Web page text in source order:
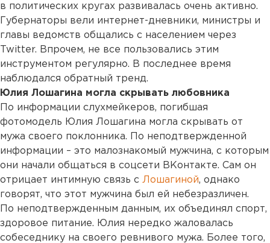
в политических кругах развивалась очень активно.
Губернаторы вели интернет-дневники, министры и
главы ведомств общались с населением через
Twitter. Впрочем, не все пользовались этим
инструментом регулярно. В последнее время
наблюдался обратный тренд.
Юлия Лошагина могла скрывать любовника
По информации слухмейкеров, погибшая
фотомодель Юлия Лошагина могла скрывать от
мужа своего поклонника. По неподтвержденной
информации – это малознакомый мужчина, с которым
они начали общаться в соцсети ВКонтакте. Сам он
отрицает интимную связь с Лошагиной, однако
говорят, что этот мужчина был ей небезразличен.
По неподтвержденным данным, их объединял спорт,
здоровое питание. Юлия нередко жаловалась
собеседнику на своего ревнивого мужа. Более того,